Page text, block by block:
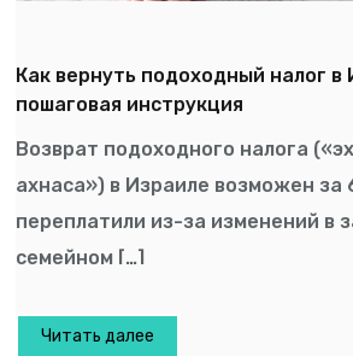
Как вернуть подоходный налог в
пошаговая инструкция
Возврат подоходного налога
ахнаса») в Израиле возможен за
переплатили из-за изменений в
семейном […]
Читать далее